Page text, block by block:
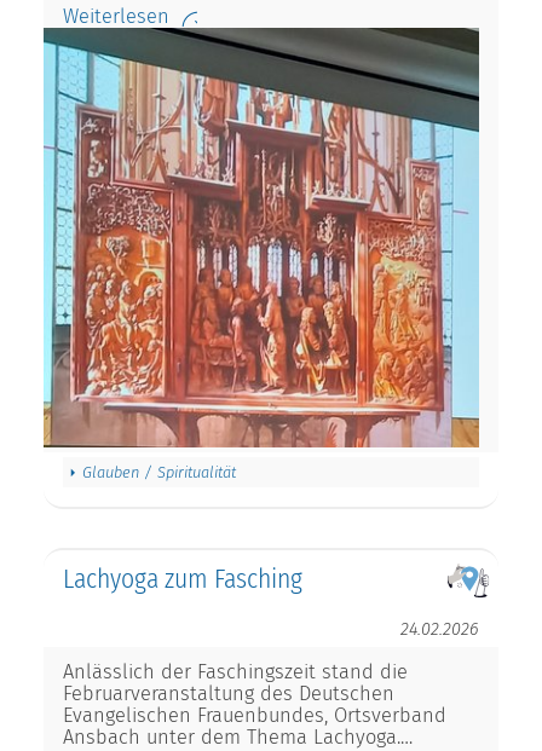
Weiterlesen
Glauben / Spiritualität
Lachyoga zum Fasching
24.02.2026
Anlässlich der Faschingszeit stand die
Februarveranstaltung des Deutschen
Evangelischen Frauenbundes, Ortsverband
Ansbach unter dem Thema Lachyoga.…